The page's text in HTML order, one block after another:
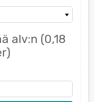
alv:n (0,18